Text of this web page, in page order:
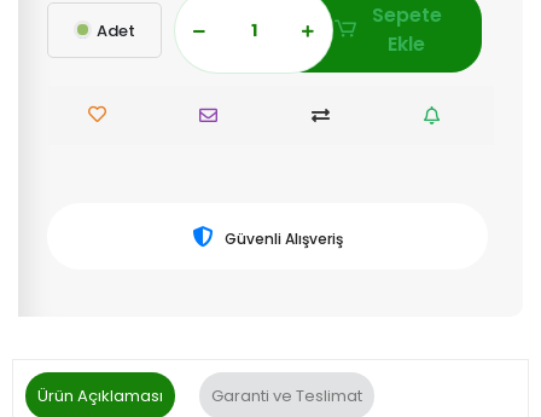
Adet
Sepete
Ekle
Güvenli Alışveriş
Ürün Açıklaması Garanti ve Teslimat